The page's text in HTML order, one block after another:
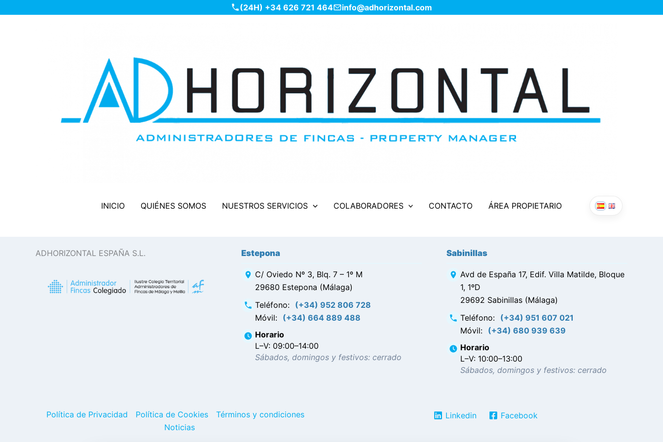
(24H) +34 626 721 464 info@adhorizontal.com
INICIO QUIÉNES SOMOS NUESTROS SERVICIOS COLABORADORES CONTACTO ÁREA PROPIETARIO
ADHORIZONTAL ESPAÑA S.L. Estepona
C/ Oviedo Nº 3, Blq. 7 – 1º M
29680 Estepona (Málaga)
Teléfono:
(+34) 952 806 728
Móvil:
(+34) 664 889 488
Horario
L–V: 09:00–14:00
Sábados, domingos y festivos: cerrado
Sabinillas
Avd de España 17, Edif. Villa Matilde, Bloque
1, 1ºD
29692 Sabinillas (Málaga)
Teléfono: (+34) 951 607 021
Móvil: (+34) 680 939 639
Horario
L–V: 10:00–13:00
Sábados, domingos y festivos: cerrado
Política de Privacidad Política de Cookies
Términos y condiciones
Noticias
Linkedin Facebook